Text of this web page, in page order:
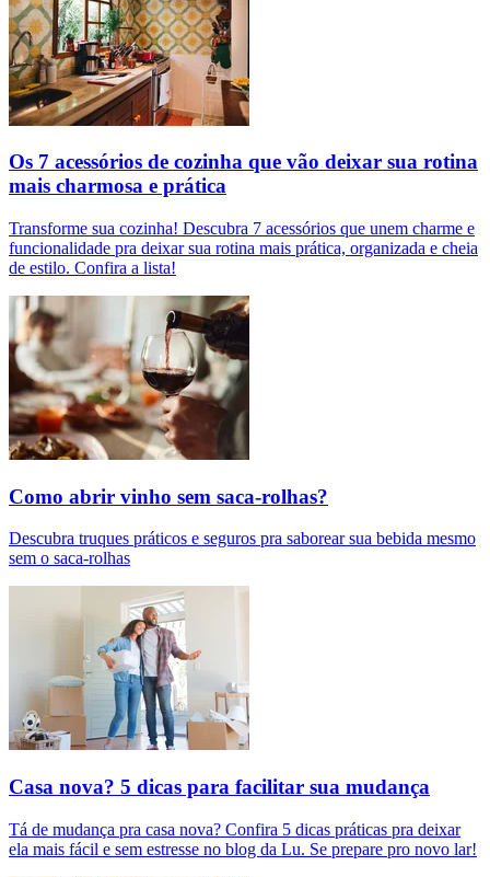
Os 7 acessórios de cozinha que vão deixar sua rotina
mais charmosa e prática
Transforme sua cozinha! Descubra 7 acessórios que unem charme e
funcionalidade pra deixar sua rotina mais prática, organizada e cheia
de estilo. Confira a lista!
Como abrir vinho sem saca-rolhas?
Descubra truques práticos e seguros pra saborear sua bebida mesmo
sem o saca-rolhas
Casa nova? 5 dicas para facilitar sua mudança
Tá de mudança pra casa nova? Confira 5 dicas práticas pra deixar
ela mais fácil e sem estresse no blog da Lu. Se prepare pro novo lar!